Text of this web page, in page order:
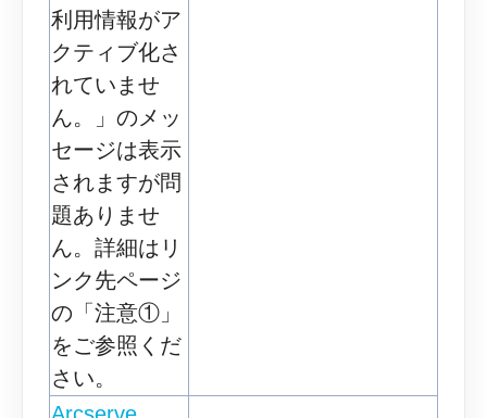
利用情報がア
クティブ化さ
れていませ
ん。」のメッ
セージは表示
されますが問
題ありませ
ん。詳細はリ
ンク先ページ
の「注意①」
をご参照くだ
さい。